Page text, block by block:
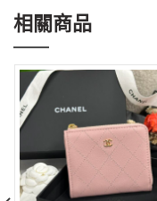
相關商品